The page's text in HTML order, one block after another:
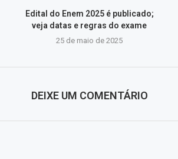
Edital do Enem 2025 é publicado;
veja datas e regras do exame
25 de maio de 2025
DEIXE UM COMENTÁRIO